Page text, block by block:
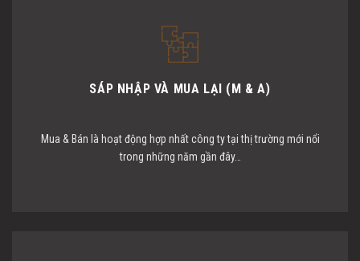
SÁP NHẬP VÀ MUA LẠI (M & A)
Mua & Bán là hoạt động hợp nhất công ty tại thị trường mới nổi
trong những năm gần đây…